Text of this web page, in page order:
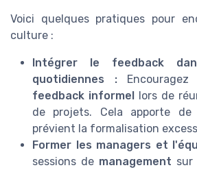
Voici quelques pratiques pour
culture :
Intégrer le feedback
quotidiennes :Encouragez
feedback informel lors de
de projets. Cela apporte
prévient la formalisation
Former les managers et
sessions de management sur